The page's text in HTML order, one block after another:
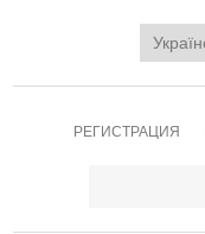
РЕГИСТРАЦИЯ